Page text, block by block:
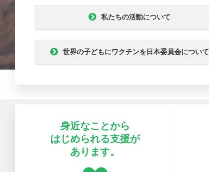
私たちの活動について
世界の子どもにワクチンを日本委員会について
身近なことから
はじめられる支援が
あります。